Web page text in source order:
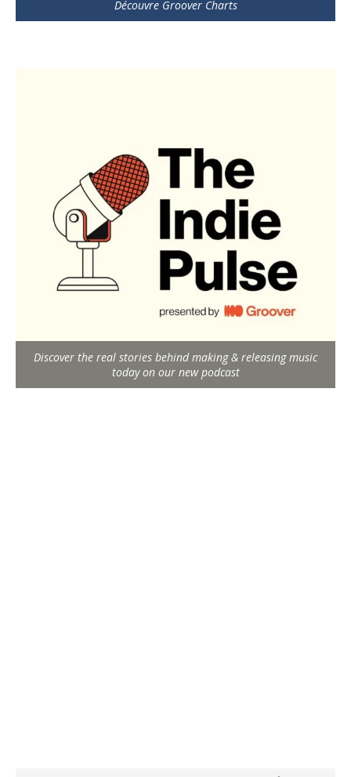
Découvre Groover Charts
Discover the real stories behind making & releasing music
today on our new podcast